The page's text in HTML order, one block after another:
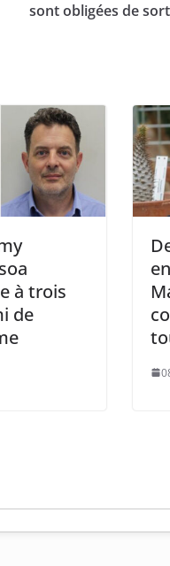
sont obligées de
à trois
de